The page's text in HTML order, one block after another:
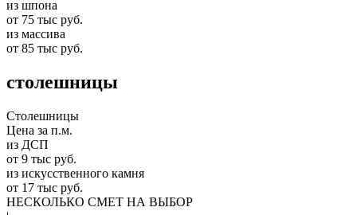
из шпона
от 75 тыс руб.
из массива
от 85 тыс руб.
столешницы
Столешницы
Цена за п.м.
из ДСП
от 9 тыс руб.
из искусственного камня
от 17 тыс руб.
НЕСКОЛЬКО СМЕТ НА ВЫБОР